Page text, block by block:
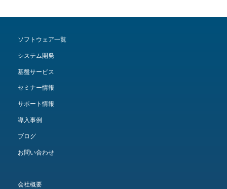
ソフトウェア一覧
システム開発
基盤サービス
セミナー情報
サポート情報
導入事例
ブログ
お問い合わせ
会社概要